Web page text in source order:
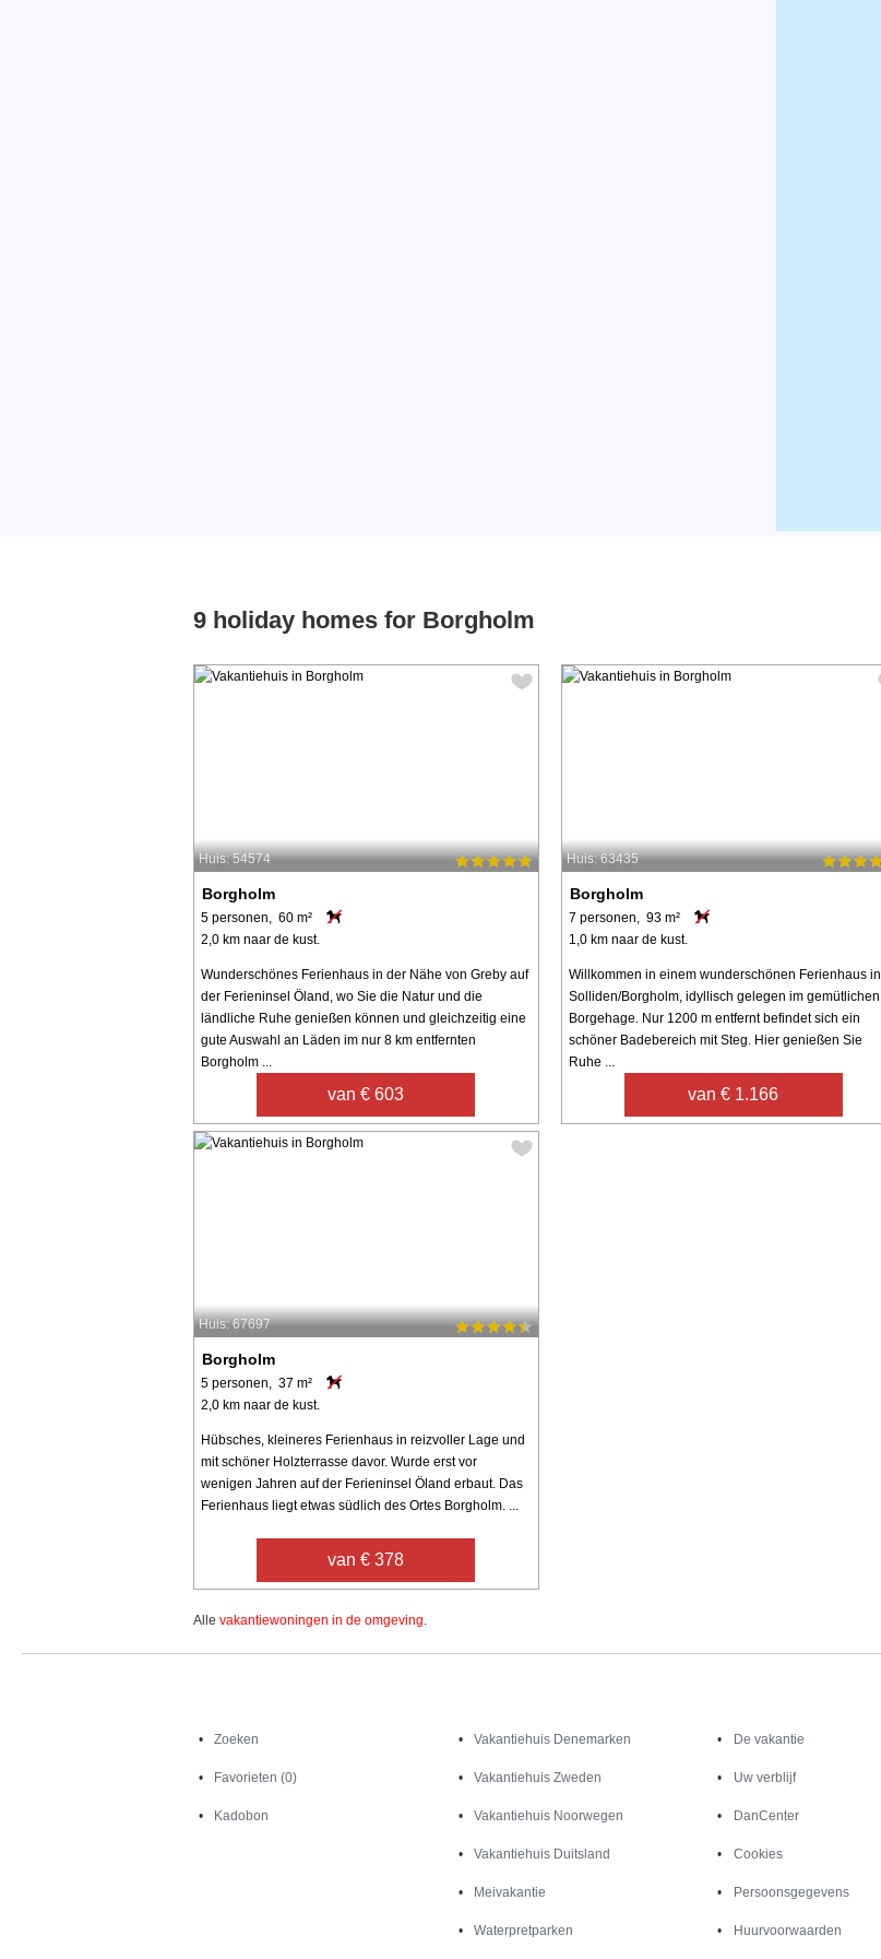
9 holiday homes for Borgholm
Huis: 54574
Borgholm
5 personen, 60 m²
2,0 km naar de kust.
Wunderschönes Ferienhaus in der Nähe von Greby auf
der Ferieninsel Öland, wo Sie die Natur und die
ländliche Ruhe genießen können und gleichzeitig eine
gute Auswahl an Läden im nur 8 km entfernten
Borgholm ...
van € 603
Huis: 63435
Borgholm
7 personen, 93 m²
1,0 km naar de kust.
Willkommen in einem wunderschönen Ferienhaus in
Solliden/Borgholm, idyllisch gelegen im gemütlichen
Borgehage. Nur 1200 m entfernt befindet sich ein
schöner Badebereich mit Steg. Hier genießen Sie
Ruhe ...
van € 1.166
Huis: 67697
Borgholm
5 personen, 37 m²
2,0 km naar de kust.
Hübsches, kleineres Ferienhaus in reizvoller Lage und
mit schöner Holzterrasse davor. Wurde erst vor
wenigen Jahren auf der Ferieninsel Öland erbaut. Das
Ferienhaus liegt etwas südlich des Ortes Borgholm. ...
van € 378
Alle vakantiewoningen in de omgeving
Zoeken
Favorieten (0)
Kadobon
Vakantiehuis Denemarken
Vakantiehuis Zweden
Vakantiehuis Noorwegen
Vakantiehuis Duitsland
Meivakantie
Waterpretparken
De vakantie
Uw verblijf
DanCenter
Cookies
Persoonsgegevens
Huurvoorwaarden